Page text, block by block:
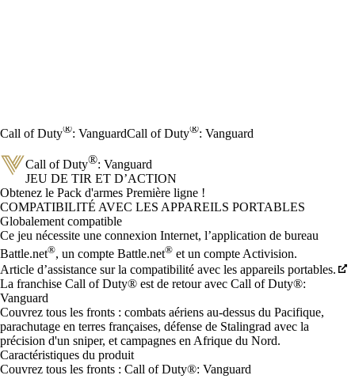
Call of Duty®: VanguardCall of Duty®: Vanguard
Call of Duty®: Vanguard
JEU DE TIR ET D’ACTION
Product Notification
Obtenez le Pack d'armes Première ligne !
Prix
Available actions
COMPATIBILITÉ AVEC LES APPAREILS PORTABLES
Globalement compatible
Ce jeu nécessite une connexion Internet, l’application de bureau
Battle.net®, un compte Battle.net® et un compte Activision.
Article d’assistance sur la compatibilité avec les appareils portables.
La franchise Call of Duty® est de retour avec Call of Duty®:
Vanguard
Couvrez tous les fronts : combats aériens au-dessus du Pacifique,
parachutage en terres françaises, défense de Stalingrad avec la
précision d'un sniper, et campagnes en Afrique du Nord.
Caractéristiques du produit
Couvrez tous les fronts : Call of Duty®: Vanguard